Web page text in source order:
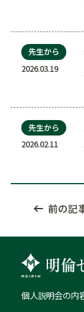
先生から
2026.03.19
先生から
2026.02.11
前の記
個人説明会の内